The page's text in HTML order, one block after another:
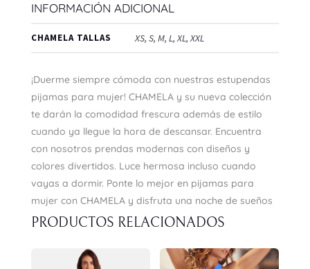
INFORMACIÓN ADICIONAL
CHAMELA TALLAS XS, S, M, L, XL, XXL
¡Duerme siempre cómoda con nuestras estupendas
pijamas para mujer! CHAMELA y su nueva colección
te darán la comodidad frescura además de estilo
cuando ya llegue la hora de descansar. Encuentra
con nosotros prendas modernas con diseños y
colores divertidos. Luce hermosa incluso cuando
vayas a dormir. Ponte lo mejor en pijamas para
mujer con CHAMELA y disfruta una noche de sueños
PRODUCTOS RELACIONADOS